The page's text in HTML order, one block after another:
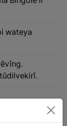
wateya